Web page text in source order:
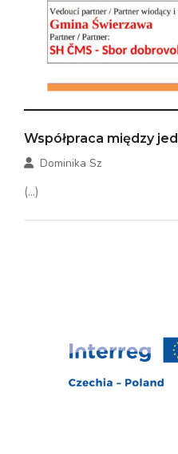
Współpraca między
Dominika Sz
(...)